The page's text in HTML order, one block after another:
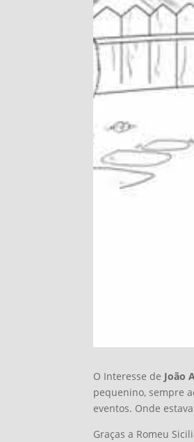
O Interesse de João
pequenino, sempre
eventos. Onde
Graças a Romeu